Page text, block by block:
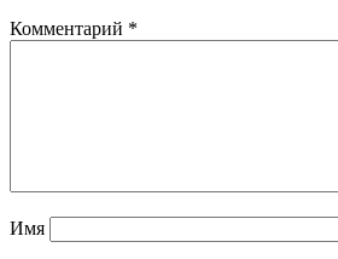
Комментарий *
Имя